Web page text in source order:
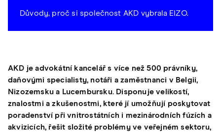
Důvody, proč si společnost AKD vybrala EIZO.
AKD je advokátní kancelář s více než 500 právníky,
daňovými specialisty, notáři a zaměstnanci v Belgii,
Nizozemsku a Lucembursku. Disponuje velikostí,
znalostmi a zkušenostmi, které jí umožňují poskytovat
poradenství při vnitrostátních i mezinárodních fúzích a
akvizicích, řešit složité problémy ve veřejném sektoru,